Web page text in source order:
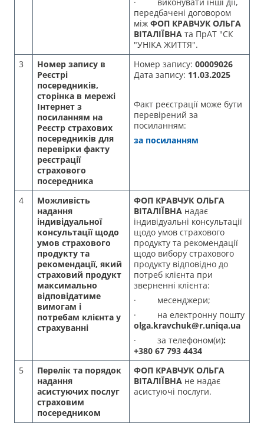
передбачені договором
між ФОП КРАВЧУК ОЛЬГА
ВІТАЛІЇВНА та ПрАТ "СК
"УНІКА ЖИТТЯ".
3
Номер запису в
Реєстрі
посередників,
сторінка в мережі
Інтернет з
посиланням на
Реєстр страхових
посередників для
перевірки факту
реєстрації
страхового
посередника
Номер запису: 00009026
Дата запису: 11.03.2025
Факт реєстрації може бути
перевірений за
посиланням:
за посиланням
4
Можливість
надання
індивідуальної
консультації щодо
умов страхового
продукту та
рекомендації, який
страховий продукт
максимально
відповідатиме
вимогам і
потребам клієнта у
страхуванні
ФОП КРАВЧУК ОЛЬГА
ВІТАЛІЇВНА надає
індивідуальні консультації
щодо умов страхового
продукту та рекомендації
щодо вибору страхового
продукту відповідно до
потреб клієнта при
зверненні клієнта:
· месенджери;
· на електронну пошту
olga.kravchuk@r.uniqa.ua
· за телефоном(и):
+380 67 793 4434
5
Перелік та порядок
надання
асистуючих послуг
страховим
посередником
ФОП КРАВЧУК ОЛЬГА
ВІТАЛІЇВНА не надає
асистуючі послуги.